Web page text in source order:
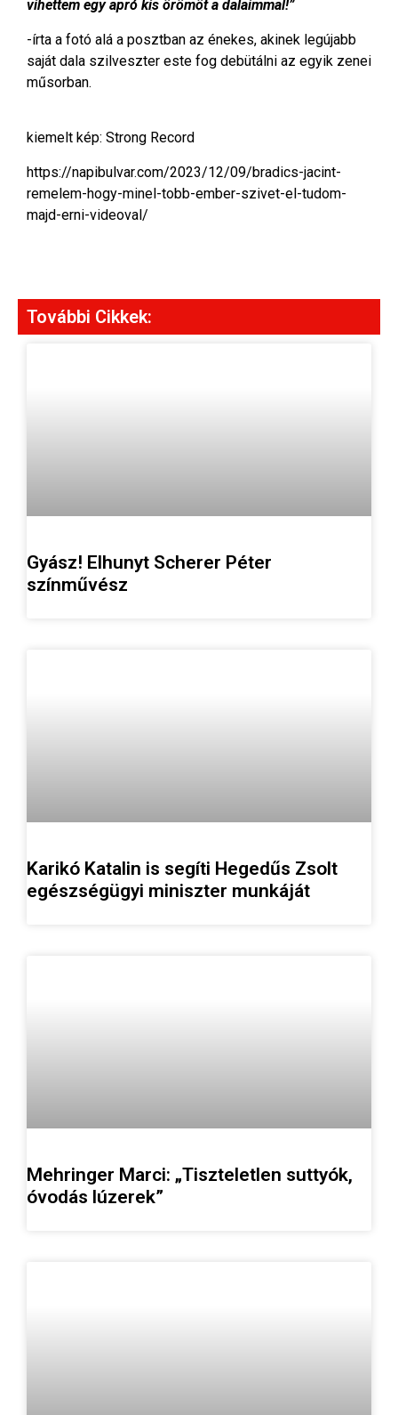
vihettem egy apró kis örömöt a dalaimmal!”
-írta a fotó alá a posztban az énekes, akinek legújabb
saját dala szilveszter este fog debütálni az egyik zenei
műsorban.
kiemelt kép: Strong Record
https://napibulvar.com/2023/12/09/bradics-jacint-
remelem-hogy-minel-tobb-ember-szivet-el-tudom-
majd-erni-videoval/
További Cikkek:
Gyász! Elhunyt Scherer Péter
színművész
Karikó Katalin is segíti Hegedűs Zsolt
egészségügyi miniszter munkáját
Mehringer Marci: „Tiszteletlen suttyók,
óvodás lúzerek”